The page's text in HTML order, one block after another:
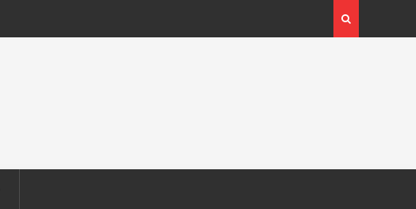
Expoziția Brâncuși de la Timișoara a atras peste
130.000 de vizitatori